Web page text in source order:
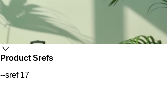
Product Srefs
--sref 17